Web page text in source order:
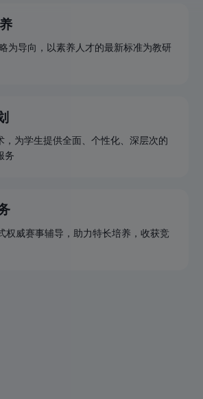
为导向，以素养人才的最新标准为教研
，为学生提供全面、个性化、深层次的
务
权威赛事辅导，助力特长培养，收获竞